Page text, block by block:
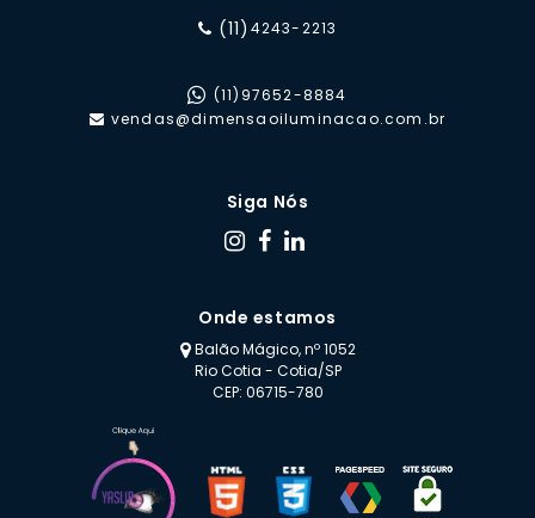
(11) 4243-2213
(11) 97652-8884
vendas@dimensaoiluminacao.com.br
Siga Nós
Onde estamos
Balão Mágico, nº 1052
Rio Cotia - Cotia/SP
CEP: 06715-780